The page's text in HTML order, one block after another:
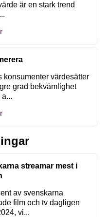
är en stark trend
konsumenter värdesätter
grad bekvämlighet
streamar mest i
av svenskarna
film och tv dagligen
vi...